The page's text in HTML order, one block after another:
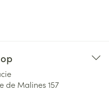
de Malines 157